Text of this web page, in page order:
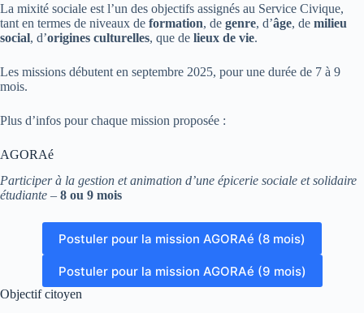
La mixité sociale est l’un des objectifs assignés au Service Civique,
tant en termes de niveaux de formation, de genre, d’âge, de milieu
social, d’origines culturelles, que de lieux de vie.
Les missions débutent en septembre 2025, pour une durée de 7 à 9
mois.
Plus d’infos pour chaque mission proposée :
AGORAé
Participer à la gestion et animation d’une épicerie sociale et solidaire
étudiante – 8 ou 9 mois
Postuler pour la mission AGORAé (8 mois)
Postuler pour la mission AGORAé (9 mois)
Objectif citoyen